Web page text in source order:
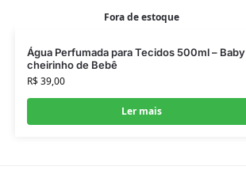
Fora de estoque
Água Perfumada para Tecidos 500ml – Baby
cheirinho de Bebê
R$39,00
Ler mais